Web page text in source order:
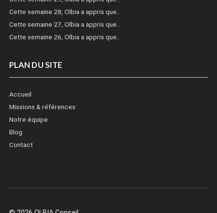
Cette semaine 28, Olbia a appris que…
Cette semaine 27, Olbia a appris que…
Cette semaine 26, Olbia a appris que…
PLAN DU SITE
Accueil
Missions & références
Notre équipe
Blog
Contact